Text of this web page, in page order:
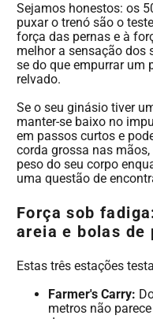
Sejamos honestos: os
puxar o trenó são o
força das pernas e à
melhor a sensação dos
se do que empurrar um
relvado.
Se o seu ginásio tiver
manter-se baixo no
em passos curtos e
corda grossa nas
peso do seu corpo
uma questão de
Força sob
areia e bolas de
Estas três estações
Farmer's Carry:
metros não